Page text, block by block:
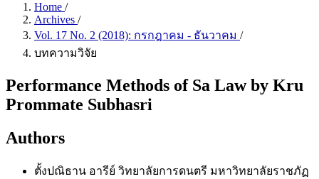
Home /
Archives /
Vol. 17 No. 2 (2018): กรกฎาคม - ธันวาคม /
บทความวิจัย
Performance Methods of Sa Law by Kru
Prommate Subhasri
Authors
ตั้งปณิธาน อารีย์ วิทยาลัยการดนตรี มหาวิทยาลัยราชภัฏ